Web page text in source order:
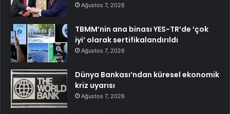
Ağustos 7, 2026
TBMM’nin ana binası YES-TR’de ‘çok
iyi’ olarak sertifikalandırıldı
Ağustos 7, 2026
Dünya Bankası’ndan küresel ekonomik
kriz uyarısı
Ağustos 7, 2026